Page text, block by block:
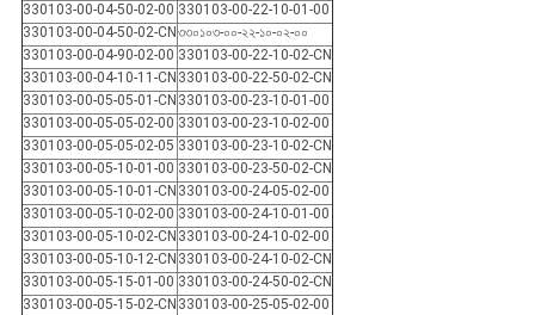
330103-00-04-50-02-00 330103-00-22-10-01-00
330103-00-04-50-02-CN ৩৩০১০৩-০০-২২-১০-০২-০০
330103-00-04-90-02-00 330103-00-22-10-02-CN
330103-00-04-10-11-CN 330103-00-22-50-02-CN
330103-00-05-05-01-CN 330103-00-23-10-01-00
330103-00-05-05-02-00 330103-00-23-10-02-00
330103-00-05-05-02-05 330103-00-23-10-02-CN
330103-00-05-10-01-00 330103-00-23-50-02-CN
330103-00-05-10-01-CN 330103-00-24-05-02-00
330103-00-05-10-02-00 330103-00-24-10-01-00
330103-00-05-10-02-CN 330103-00-24-10-02-00
330103-00-05-10-12-CN 330103-00-24-10-02-CN
330103-00-05-15-01-00 330103-00-24-50-02-CN
330103-00-05-15-02-CN 330103-00-25-05-02-00